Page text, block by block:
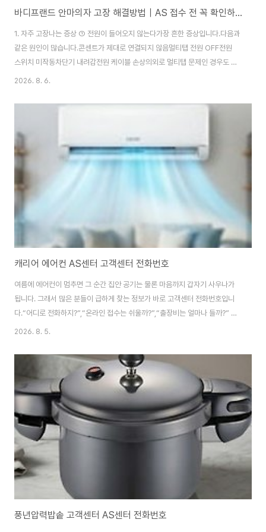
바디프랜드 안마의자 고장 해결방법｜AS 접수 전 꼭 확인하세요
1. 자주 고장나는 증상 ① 전원이 들어오지 않는다가장 흔한 증상입니다.다음과
같은 원인이 많습니다.콘센트가 제대로 연결되지 않음멀티탭 전원 OFF전원
스위치 미작동차단기 내려감전원 케이블 손상의외로 멀티탭 문제인 경우도 많
으니 벽면 콘센트에 직접 연결해 확인해 보세요.② 마사지가 중간에 멈춘다처
부하 보호 기능 작동사용시간 과다체형 인식 오류내부 센서 이상30분 정도 전
다.③ 리모컨이 작동하지 않는다리모컨 화면은 켜지는데 버튼이 먹지 않는다면
케이블 연결 불량리모컨 커넥터 분리프로그램 오류등을 먼저 의심해 볼 수 있
습니다.④ 소음이 심하다사용 중 평소보다 큰 소..
2026. 8. 6.
캐리어 에어컨 AS센터 고객센터 전화번호
여름에 에어컨이 멈추면 그 순간 집안 공기는 물론 마음까지 갑자기 사우나가
됩니다. 그래서 많은 분들이 급하게 찾는 정보가 바로 고객센터 전화번호입니
다.“어디로 전화하지?”,“온라인 접수는 쉬울까?”,“출장비는 얼마나 들까?” 같
은 질문이 한꺼번에 떠오르죠.캐리어 에어컨 AS센터 고객센터 전화번호는 여
방법에 대해 자세히 안내해드릴게요~~ 1. 자주 발생하는고장증상 및 대처법서
비스센터 출장기사님 부르기 전, 꼭 확인해야 할 것들입니다.집에서 손쉽게 고
칠 수 있는 부분은 우리가 해결해 보자구요!!! 전원이 안 켜지는 경우콘센트, 플
러그, 차단기, 리모컨 배터리를 먼저 확인합니다.전원 문제는 생각보다 단순한
경우가 많습니다..
2026. 8. 5.
풍년압력밥솥 고객센터 AS센터 전화번호